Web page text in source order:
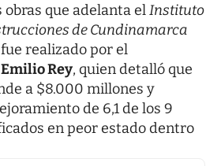
obras que adelanta elInstituto
de Cundinamarca
realizado por el
Emilio Rey, quien detalló que
a $8.000 millones y
de 6,1 de los 9
en peor estado dentro